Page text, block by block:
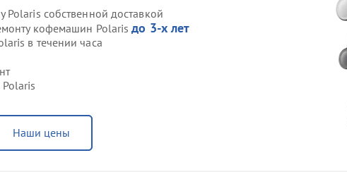
собственной доставкой
кофемашин Polarisдо 3-х лет
в течении часа
Наши цены